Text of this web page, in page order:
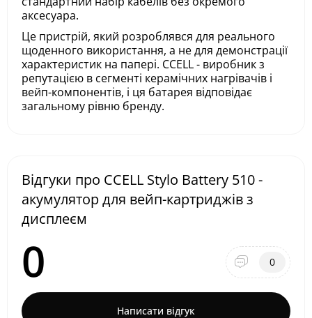
аксесуара.
Це пристрій, який розроблявся для реального
щоденного використання, а не для демонстрації
характеристик на папері. CCELL - виробник з
репутацією в сегменті керамічних нагрівачів і
вейп-компонентів, і ця батарея відповідає
загальному рівню бренду.
Відгуки про CCELL Stylo Battery 510 -
акумулятор для вейп-картриджів з
дисплеєм
0 0
Написати відгук